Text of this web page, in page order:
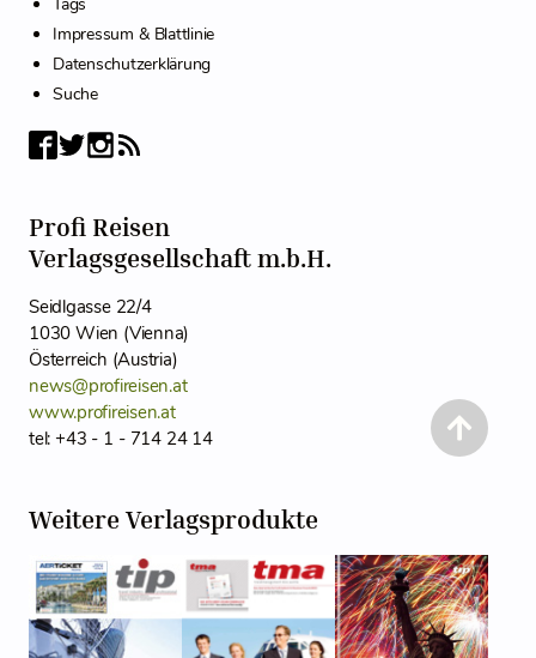
Impressum & Blattlinie
Datenschutzerklärung
Suche
Profi Reisen
Verlagsgesellschaft m.b.H.
Seidlgasse 22/4
1030 Wien (Vienna)
Österreich (Austria)
news@profireisen.at
www.profireisen.at
tel: +43 - 1 - 714 24 14
Weitere Verlagsprodukte